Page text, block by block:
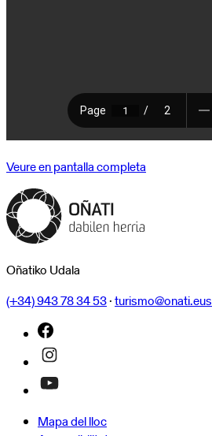
Veure en pantalla completa
Oñatiko Udala
(+34) 943 78 34 53·turismo@onati.eus
Mapa del lloc